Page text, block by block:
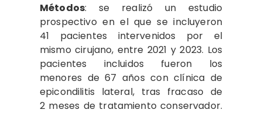
Métodos: se realizó un estudio
prospectivo en el que se incluyeron
41 pacientes intervenidos por el
mismo cirujano, entre 2021 y 2023. Los
pacientes incluidos fueron los
menores de 67 años con clínica de
epicondilitis lateral, tras fracaso de
2 meses de tratamiento conservador.